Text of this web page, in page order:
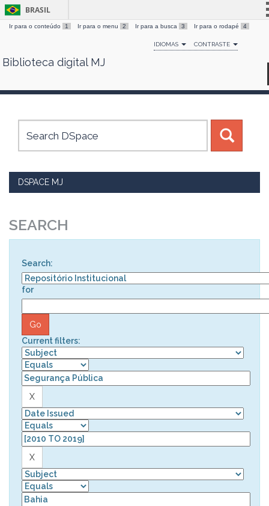
Skip
BRASIL
Simplifique!
Comunica BR
Canais
Ir para o conteúdo 1 Ir para o menu 2 Ir para a busca 3 Ir para o rodapé 4
IDIOMAS CONTRASTE
Biblioteca digital MJ
DSPACE MJ
SEARCH
Search:
for
Current filters: